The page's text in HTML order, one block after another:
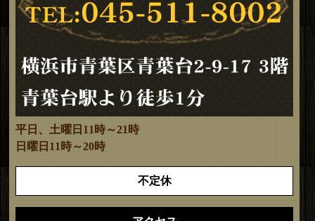
平日、土曜日11時～21時
日曜日11時～20時
不定休